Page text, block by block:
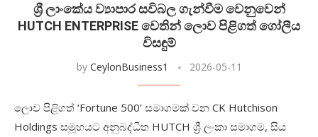
ශ්‍රී ලාංකේය ව්‍යාපාර සවිබල ගැන්වීම වෙනුවෙන්
HUTCH ENTERPRISE වෙතින් ලොව පිළිගත් ගෝලීය
විසඳුම්
by CeylonBusiness1 2026-05-11
ලොව පිළිගත් ‘Fortune 500’ සමාගමක් වන CK Hutchison
Holdings සමූහයට අනුබද්ධිත HUTCH ශ්‍රී ලංකා සමාගම, සිය